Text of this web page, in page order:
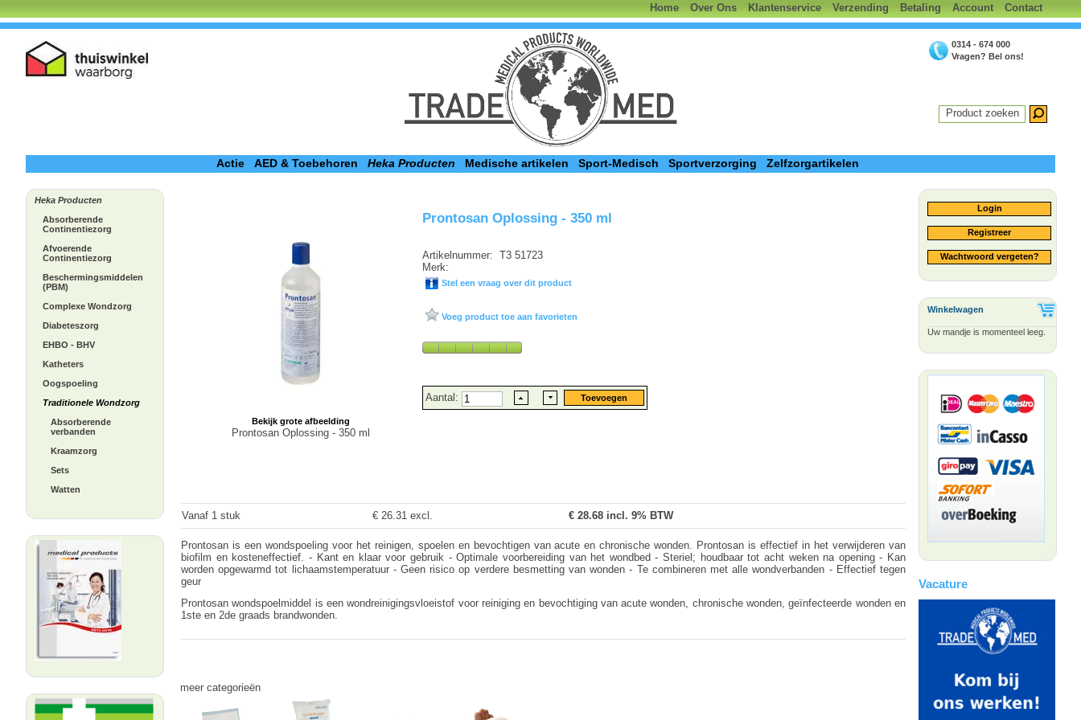
Home Over Ons Klantenservice Verzending Betaling Account Contact
0314 - 674 000
Vragen? Bel ons!
Product zoeken
Actie AED & Toebehoren Heka Producten Medische artikelen Sport-Medisch Sportverzorging Zelfzorgartikelen
Heka Producten
Absorberende
Continentiezorg
Afvoerende
Continentiezorg
Beschermingsmiddelen
(PBM)
Complexe Wondzorg
Diabeteszorg
EHBO - BHV
Katheters
Oogspoeling
Traditionele Wondzorg
Absorberende
verbanden
Kraamzorg
Sets
Watten
Login
Registreer
Wachtwoord vergeten?
Winkelwagen
Uw mandje is momenteel leeg.
Vacature
Bekijk grote afbeelding
Prontosan Oplossing - 350 ml
Prontosan Oplossing - 350 ml
Artikelnummer:
Merk:
T3 51723
Stel een vraag over dit product
Voeg product toe aan favorieten
Aantal:
Vanaf 1 stuk € 26.31 excl. € 28.68 incl. 9% BTW
Prontosan is een wondspoeling voor het reinigen, spoelen en bevochtigen van acute en chronische wonden. Prontosan is effectief in het verwijderen van
biofilm en kosteneffectief. - Kant en klaar voor gebruik - Optimale voorbereiding van het wondbed - Steriel; houdbaar tot acht weken na opening - Kan
worden opgewarmd tot lichaamstemperatuur - Geen risico op verdere besmetting van wonden - Te combineren met alle wondverbanden - Effectief tegen
geur
Prontosan wondspoelmiddel is een wondreinigingsvloeistof voor reiniging en bevochtiging van acute wonden, chronische wonden, geïnfecteerde wonden en
1ste en 2de graads brandwonden.
meer categorieën